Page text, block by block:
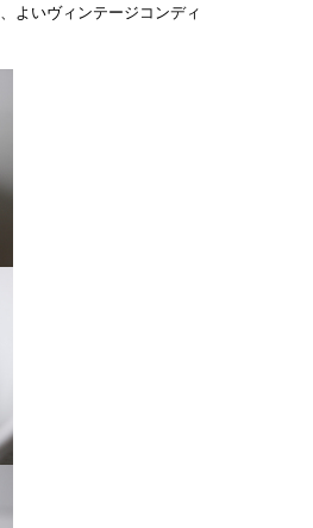
よいヴィンテージコンディ